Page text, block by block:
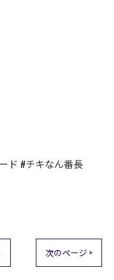
ド #チキなん番長
次のページ >